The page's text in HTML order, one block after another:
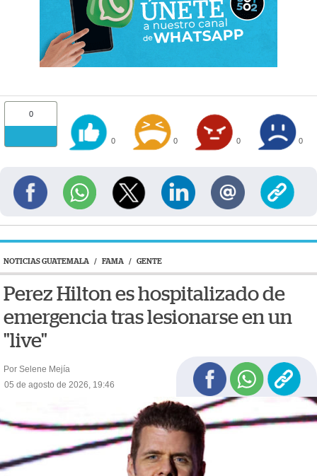
0
0 0 0 0
NOTICIAS GUATEMALA / FAMA / GENTE
Perez Hilton es hospitalizado de
emergencia tras lesionarse en un
"live"
Por Selene Mejía
05 de agosto de 2026, 19:46